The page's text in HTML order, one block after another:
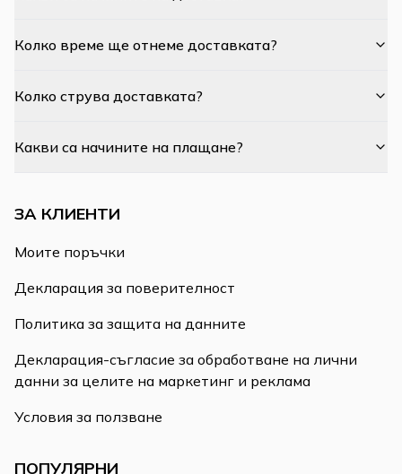
Колко време ще отнеме доставката?
Колко струва доставката?
Какви са начините на плащане?
ЗА КЛИЕНТИ
Моите поръчки
Декларация за поверителност
Политика за защита на данните
Декларация-съгласие за обработване на лични
данни за целите на маркетинг и реклама
Условия за ползване
ПОПУЛЯРНИ